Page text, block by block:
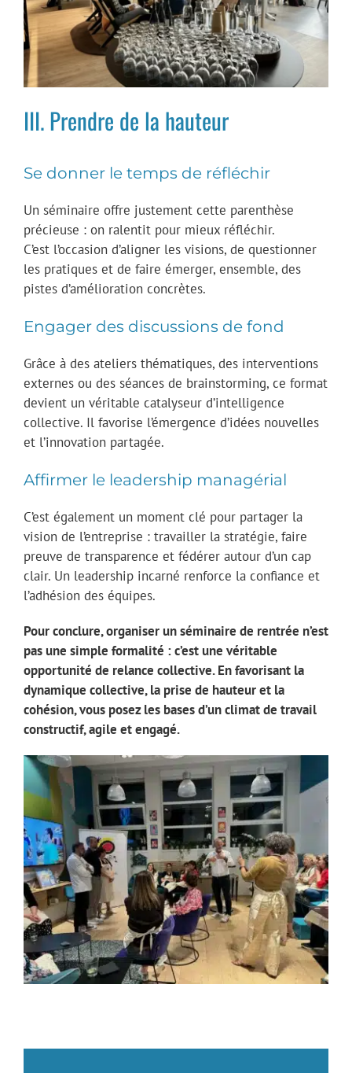
III. Prendre de la hauteur
Se donner le temps de réfléchir
Un séminaire offre justement cette parenthèse
précieuse : on ralentit pour mieux réfléchir.
C’est l’occasion d’aligner les visions, de questionner
les pratiques et de faire émerger, ensemble, des
pistes d’amélioration concrètes.
Engager des discussions de fond
Grâce à des ateliers thématiques, des interventions
externes ou des séances de brainstorming, ce format
devient un véritable catalyseur d’intelligence
collective. Il favorise l’émergence d’idées nouvelles
et l’innovation partagée.
Affirmer le leadership managérial
C’est également un moment clé pour partager la
vision de l’entreprise : travailler la stratégie, faire
preuve de transparence et fédérer autour d’un cap
clair. Un leadership incarné renforce la confiance et
l’adhésion des équipes.
Pour conclure, organiser un séminaire de rentrée n’est
pas une simple formalité : c’est une véritable
opportunité de relance collective. En favorisant la
dynamique collective, la prise de hauteur et la
cohésion, vous posez les bases d’un climat de travail
constructif, agile et engagé.